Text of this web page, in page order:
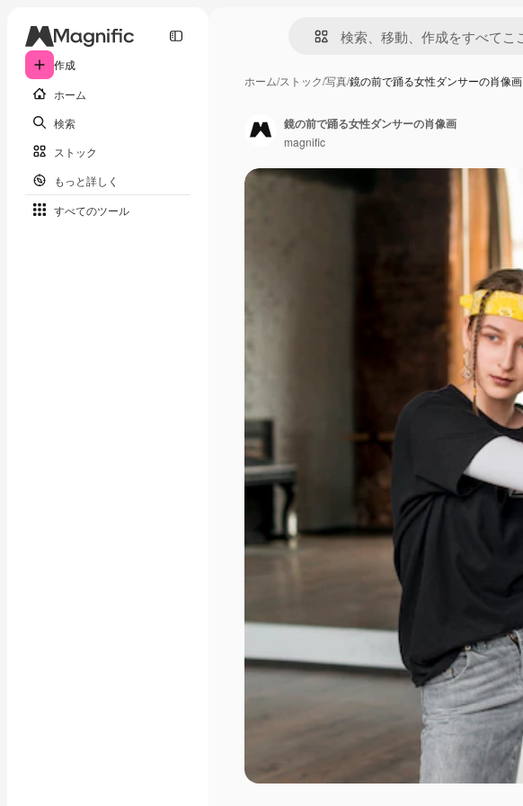
作成
ホーム
検索
ストック
もっと詳しく
すべてのツール
ホーム/ストック/写真/鏡の前で踊る女性ダンサーの肖像画
鏡の前で踊る女性ダンサーの肖像画
magnific